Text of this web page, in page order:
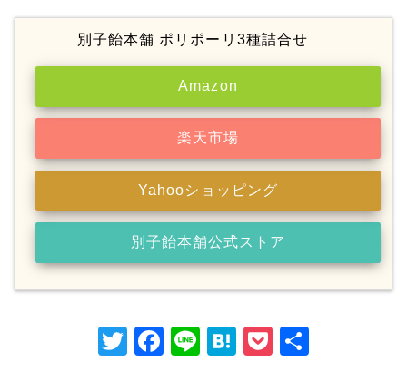
別子飴本舗 ポリポーリ3種詰合せ
Amazon
楽天市場
Yahooショッピング
別子飴本舗公式ストア
T
F
Li
H
P